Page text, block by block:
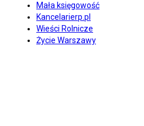
Mała księgowość
Kancelarierp.pl
Wieści Rolnicze
Życie Warszawy